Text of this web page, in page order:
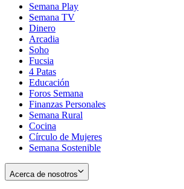
Semana Play
Semana TV
Dinero
Arcadia
Soho
in
new
window
Fucsia
in
new
window
4 Patas
Educación
Foros Semana
Finanzas Personales
Semana Rural
Cocina
Círculo de Mujeres
Semana Sostenible
Acerca de nosotros